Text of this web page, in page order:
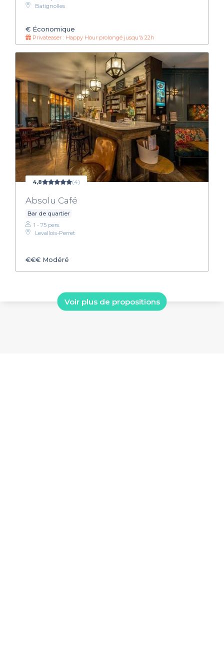
Batignolles
€ Économique
Privateaser : Happy Hour prolongé jusqu'à 22h
4,8 (4)
Absolu Café
Bar de quartier
1 - 75 pers.
Levallois-Perret
€€€ Modéré
Voir plus de propositions